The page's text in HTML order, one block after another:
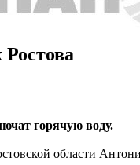
горячую воду.
области